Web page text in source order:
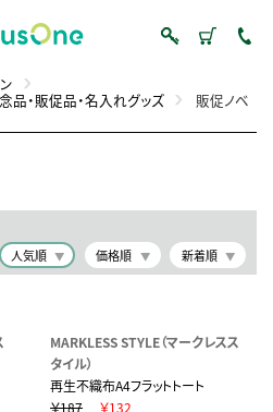
品・販促品・名入れグッズ 販促ノベ
人気順 価格順 新着順
MARKLESS STYLE（マークレスス
タイル）
再生不織布A4フラットトート
￥187
￥132